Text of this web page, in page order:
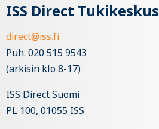
ISS Direct Tukikeskus
direct@iss.fi
Puh. 020 515 9543
(arkisin klo 8-17)
ISS Direct Suomi
PL 100, 01055 ISS